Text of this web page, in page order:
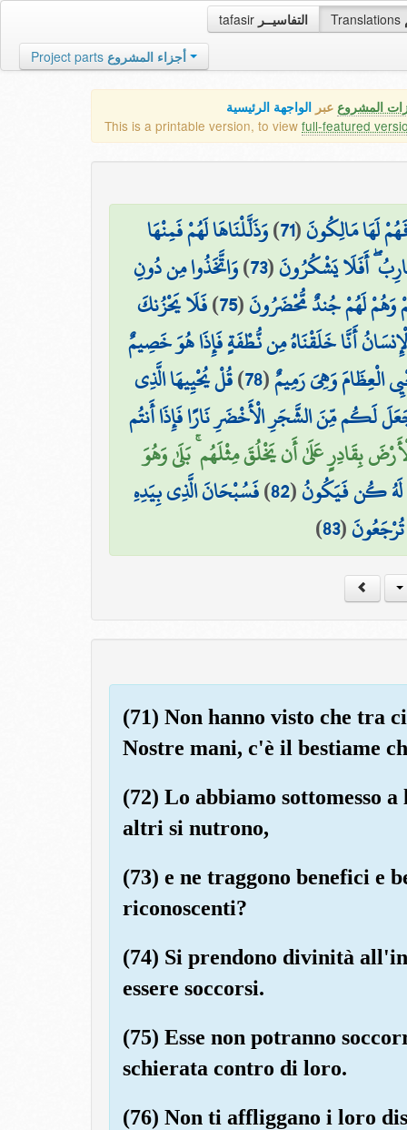
tafasir التفاسيــر Translations
Project parts أجزاء المشروع
المشروع عبر الواجهة الرئيسية
This is a printable version, to view full-featured
لَهَا مَالِكُونَ(
71
)وَذَلَّلْنَاهَا لَهُمْ فَمِنْهَا
أَفَلَا يَشْكُرُونَ(
73
)وَاتَّخَذُوا مِن دُونِ
وَهُمْ لَهُمْ جُندٌ مُّحْضَرُونَ(
75
)فَلَا يَحْزُنكَ
أَنَّا خَلَقْنَاهُ مِن نُّطْفَةٍ فَإِذَا هُوَ خَصِيمٌ
الْعِظَامَ وَهِيَ رَمِيمٌ(
78
)قُلْ يُحْيِيهَا الَّذِي
لَكُم مِّنَ الشَّجَرِ الْأَخْضَرِ نَارًا فَإِذَا أَنتُم
بِقَادِرٍ عَلَىٰ أَن يَخْلُقَ مِثْلَهُم ۚ بَلَىٰ وَهُوَ
لَهُ كُن فَيَكُونُ(
82
)فَسُبْحَانَ الَّذِي بِيَدِهِ
(
83
)
(71) Non hanno visto che tra
Nostre mani, c'è il bestiame
(72) Lo abbiamo sottomesso
altri si nutrono,
(73) e ne traggono benefici e
riconoscenti?
(74) Si prendono divinità
essere soccorsi.
(75) Esse non potranno
schierata contro di loro.
(76) Non ti affliggano i loro